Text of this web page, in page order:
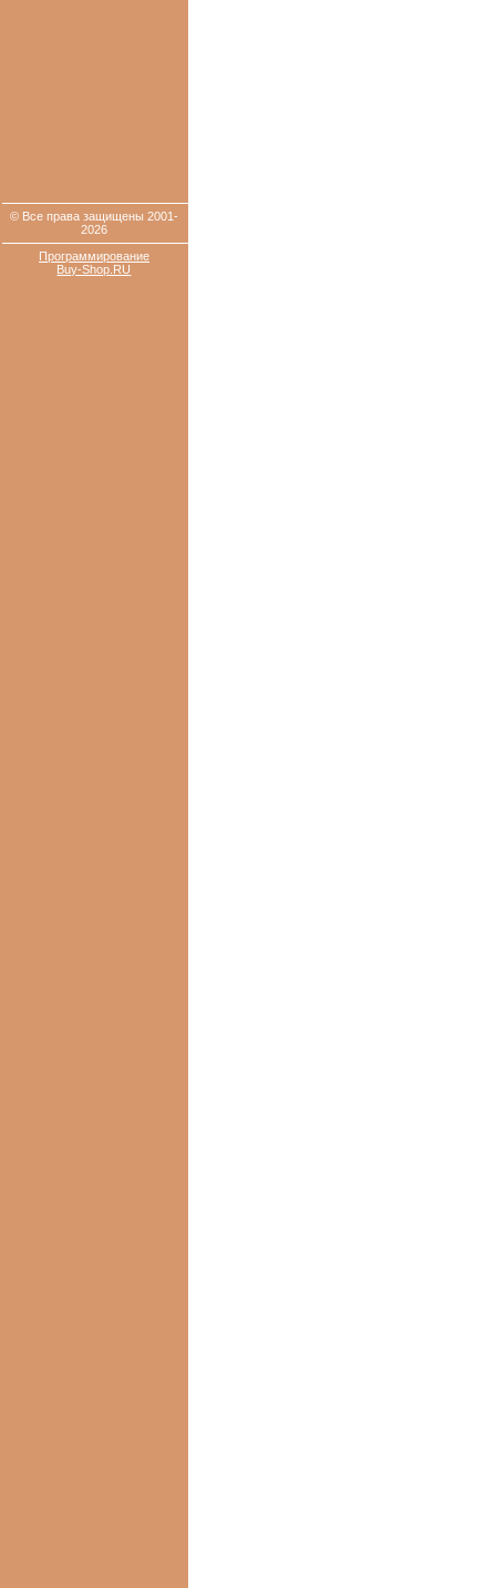
© Все права защищены 2001-
2026
Программирование
Buy-Shop.RU